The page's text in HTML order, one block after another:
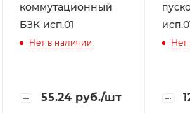
коммутационный
БЗК исп.01
Нет в наличии
55.24 руб./шт
Нет